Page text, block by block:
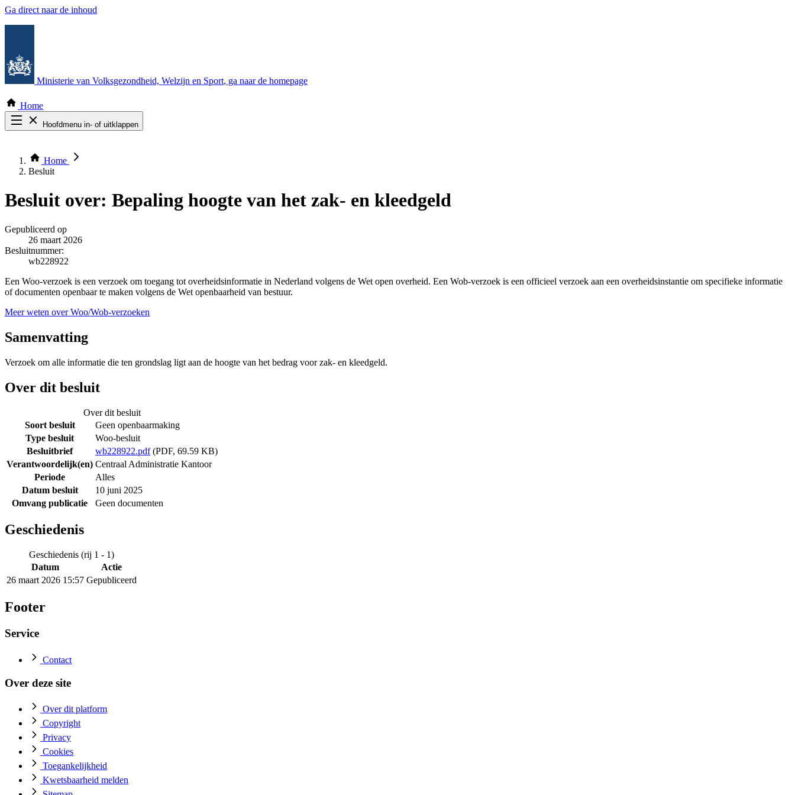
Ga direct naar de inhoud
Ministerie van Volksgezondheid, Welzijn en Sport, ga naar de homepage
Home
Hoofdmenu in- of uitklappen
Thema COVID-19
Bekijk per bestuursorgaan
Home
Besluit
Besluit over: Bepaling hoogte van het zak- en kleedgeld
Gepubliceerd op
26 maart 2026
Besluitnummer:
wb228922
Een Woo-verzoek is een verzoek om toegang tot overheidsinformatie in Nederland volgens de Wet open overheid. Een Wob-verzoek is een officieel verzoek aan een overheidsinstantie om specifieke informatie
of documenten openbaar te maken volgens de Wet openbaarheid van bestuur.
Meer weten over Woo/Wob-verzoeken
Samenvatting
Verzoek om alle informatie die ten grondslag ligt aan de hoogte van het bedrag voor zak- en kleedgeld.
Over dit besluit
Over dit besluit
Soort besluit
Geen openbaarmaking
Type besluit
Woo-besluit
Besluitbrief
wb228922.pdf(PDF, 69.59 KB)
Verantwoordelijk(en) Centraal Administratie Kantoor
Periode
Alles
Datum besluit
10 juni 2025
Omvang publicatie
Geen documenten
Geschiedenis
Geschiedenis (rij 1 - 1)
Datum
Actie
26 maart 2026 15:57 Gepubliceerd
Footer
Service
Contact
Over deze site
Over dit platform
Copyright
Privacy
Cookies
Toegankelijkheid
Kwetsbaarheid melden